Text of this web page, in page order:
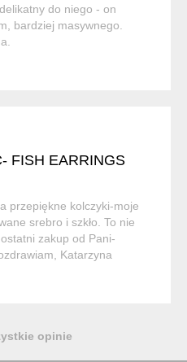
do niego - on
bardziej masywnego.
FISH EARRINGS
przepiękne kolczyki-moje
srebro i szkło. To nie
zakup od Pani-
Katarzyna
opinie